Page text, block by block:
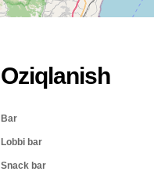
Oziqlanish
Bar
Lobbi bar
Snack bar